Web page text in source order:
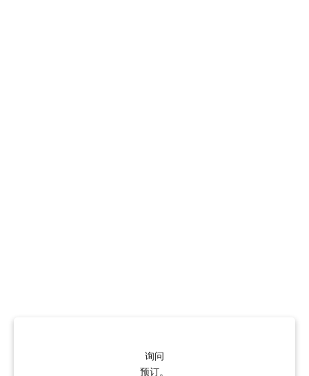
询问
预订。